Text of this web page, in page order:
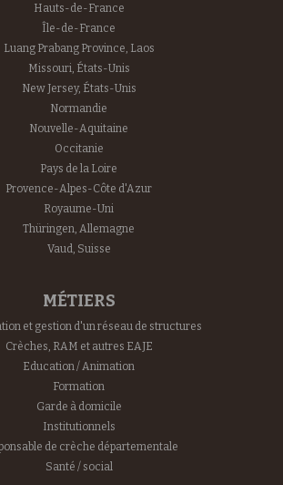
Hauts-de-France
Île-de-France
Luang Prabang Province, Laos
Missouri, États-Unis
New Jersey, États-Unis
Normandie
Nouvelle-Aquitaine
Occitanie
Pays de la Loire
Provence-Alpes-Côte d'Azur
Royaume-Uni
Thüringen, Allemagne
Vaud, Suisse
MÉTIERS
et gestion d'un réseau de structures
Crèches, RAM et autres EAJE
Education / Animation
Formation
Garde à domicile
Institutionnels
de crèche départementale
Santé / social